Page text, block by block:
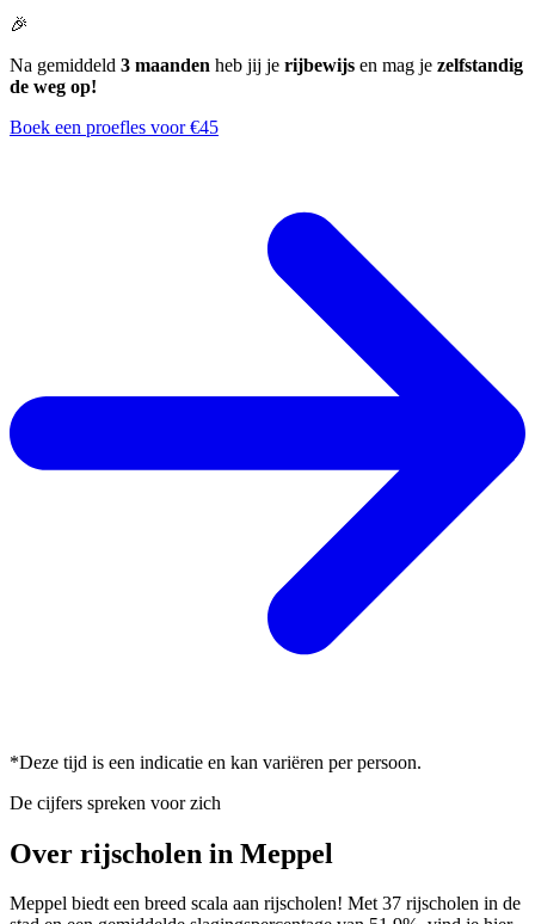
🎉
Na gemiddeld 3 maanden heb jij je rijbewijs en mag je zelfstandig
de weg op!
Boek een proefles voor €45
*Deze tijd is een indicatie en kan variëren per persoon.
De cijfers spreken voor zich
Over rijscholen in Meppel
Meppel biedt een breed scala aan rijscholen! Met 37 rijscholen in de